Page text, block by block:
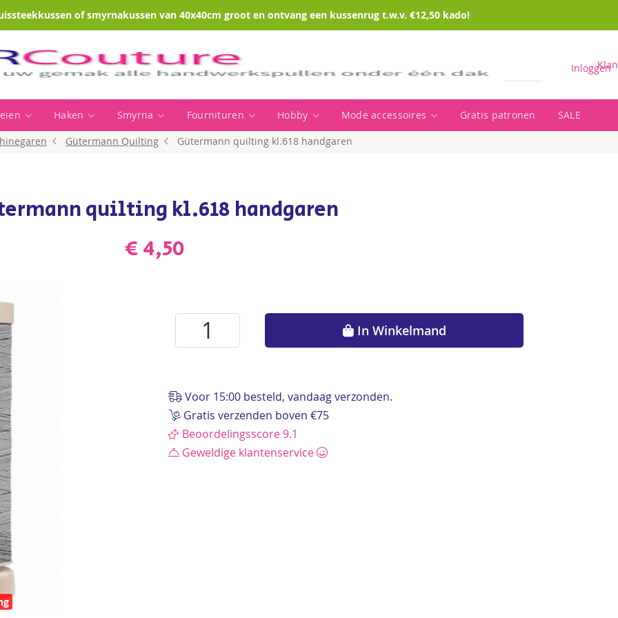
of smyrnakussen van 40x40cm groot en ontvang een kussenrug t.w.v. €12,50 kado!
Zoeken
Inloggen
Haken Smyrna Fournituren Hobby Mode accessoires Gratis patronen
SALE
Gütermann Quilting Gütermann quilting kl.618 handgaren
quilting kl.618 handgaren
€ 4,50
In Winkelmand
Voor 15:00 besteld, vandaag verzonden.
Gratis verzenden boven €75
Beoordelingsscore 9.1
Geweldige klantenservice